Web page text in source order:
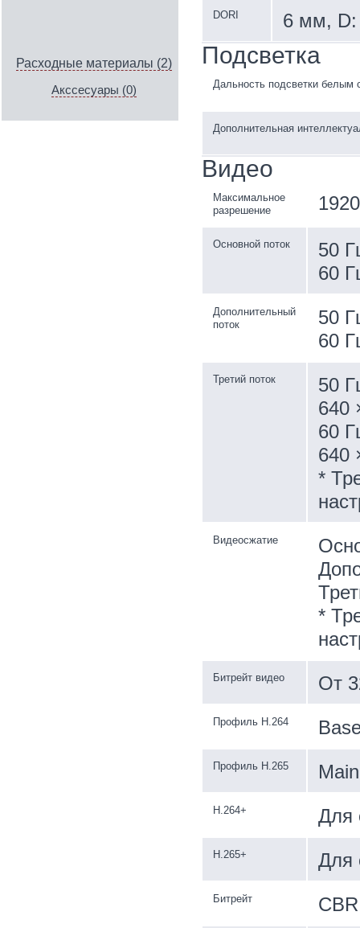
Расходные материалы (2)
Акссесуары (0)
DORI 6 мм,
Подсветка
Дальность подсветки белым
Дополнительная
Видео
Максимальное
разрешение
Основной поток
50
60
Дополнительный
поток
50
60
Третий поток
50
640
60
640
*
Видеосжатие
*
Битрейт видео От
Профиль H.264
Профиль H.265
H.264+ Для
H.265+ Для
Битрейт